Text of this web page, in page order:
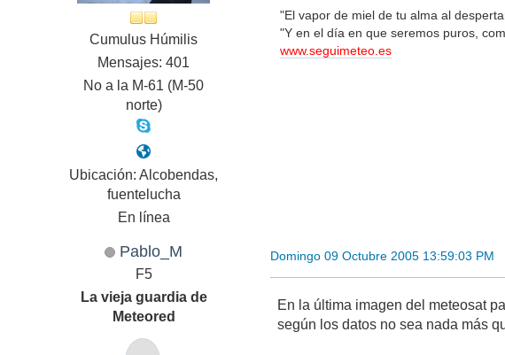
Cumulus Húmilis
Mensajes: 401
No a la M-61 (M-50
norte)
Ubicación: Alcobendas,
fuentelucha
En línea
"El vapor de miel de tu alma al
"Y en el día en que seremos puros,
www.seguimeteo.es
Pablo_M
F5
La vieja guardia de
Meteored
Domingo 09 Octubre 2005 13:59:03 PM
En la última imagen del meteosat
según los datos no sea nada más